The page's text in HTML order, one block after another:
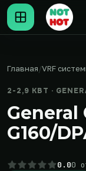
Главная VRF
2-2,9 КВТ ·
General
G160/
0.00